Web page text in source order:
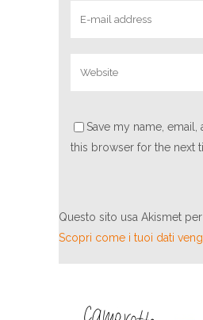
Save my name, email,
this browser for the next
Questo sito usa Akismet
Scopri come i tuoi dati